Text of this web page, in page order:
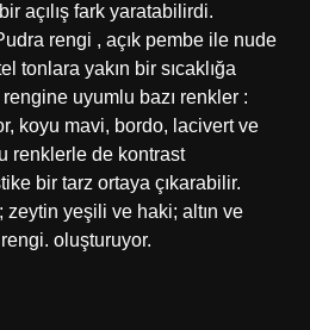
açılış fark yaratabilirdi.
rengi , açık pembe ile nude
tonlara yakın bir sıcaklığa
uyumlu bazı renkler :
koyu mavi, bordo, lacivert ve
renklerle de kontrast
bir tarz ortaya çıkarabilir.
zeytin yeşili ve haki; altın ve
oluşturuyor.